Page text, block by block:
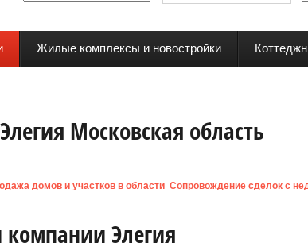
Жилые комплексы и новостройки
Московская область
домов и участков в области Сопровождение сделок с
Элегия